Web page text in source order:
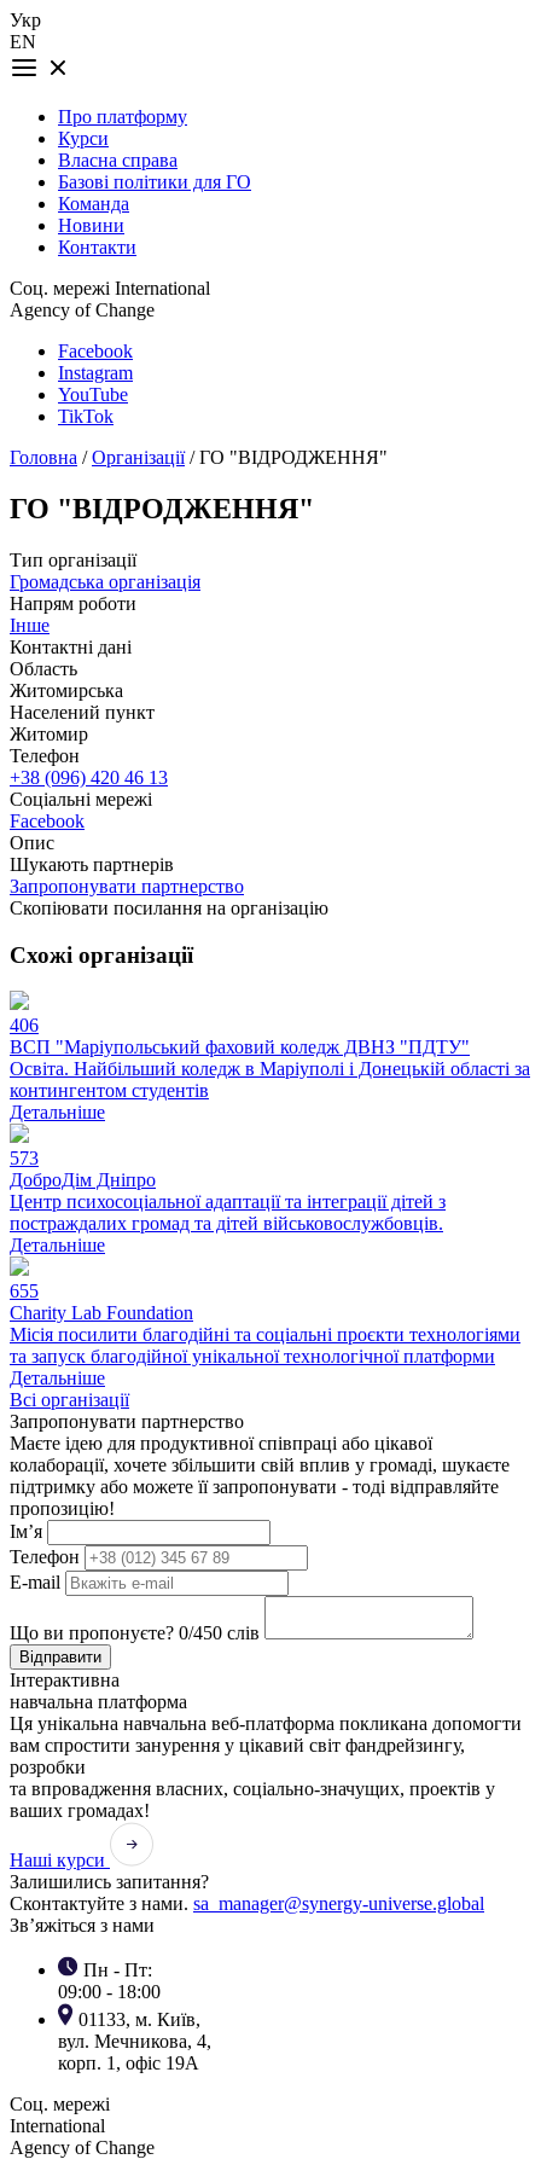
Укр
EN
Про платформу
Курси
Власна справа
Базові політики для ГО
Команда
Новини
Контакти
Соц. мережі International
Agency of Change
Facebook
Instagram
YouTube
TikTok
Головна /Організації/ ГО "ВІДРОДЖЕННЯ"
ГО "ВІДРОДЖЕННЯ"
Тип організації
Громадська організація
Напрям роботи
Інше
Контактні дані
Область
Житомирська
Населений пункт
Житомир
Телефон
+38 (096) 420 46 13
Соціальні мережі
Facebook
Опис
Шукають партнерів
Запропонувати партнерство
Скопіювати посилання на організацію
Схожі організації
406
ВСП "Маріупольський фаховий коледж ДВНЗ "ПДТУ"
Освіта. Найбільший коледж в Маріуполі і Донецькій області за
контингентом студентів
Детальніше
573
ДоброДім Дніпро
Центр психосоціальної адаптації та інтеграції дітей з
постраждалих громад та дітей військовослужбовців.
Детальніше
655
Charity Lab Foundation
Місія посилити благодійні та соціальні проєкти технологіями
та запуск благодійної унікальної технологічної платформи
Детальніше
Всі організації
Запропонувати партнерство
Маєте ідею для продуктивної співпраці або цікавої
колаборації, хочете збільшити свій вплив у громаді, шукаєте
підтримку або можете її запропонувати - тоді відправляйте
пропозицію!
Ім’я
Телефон
E-mail
Що ви пропонуєте? 0/450 слів
Відправити
Інтерактивна
навчальна платформа
Ця унікальна навчальна веб-платформа покликана допомогти
вам спростити занурення у цікавий світ фандрейзингу,
розробки
та впровадження власних, соціально-значущих, проектів у
ваших громадах!
Наші курси
Залишились запитання?
Сконтактуйте з нами. sa_manager@synergy-universe.global
Зв’яжіться з нами
Пн - Пт:
09:00 - 18:00
01133, м. Київ,
вул. Мечникова, 4,
корп. 1, офіс 19А
Соц. мережі
International
Agency of Change